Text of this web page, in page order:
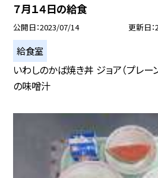
７月１４日の給食
公開日 2023/07/14 更新日
給食室
いわしのかば焼き丼 ジョア（プレー
の味噌汁